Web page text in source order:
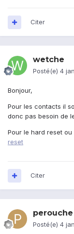
Citer
wetche
Posté(e) 4
Bonjour,
Pour les contacts il
donc pas besoin de
Pour le hard reset
reset
Citer
perouche
Posté(e) 4